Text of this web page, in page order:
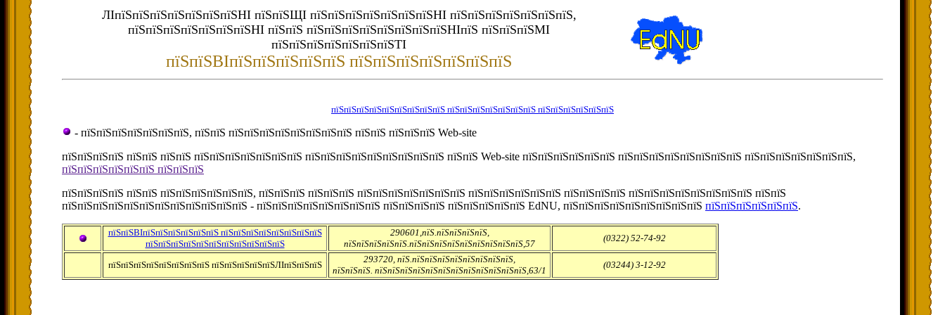
ЛІпїЅпїЅпїЅпїЅпїЅпїЅпїЅНІ пїЅпїЅЩІ пїЅпїЅпїЅпїЅпїЅпїЅпїЅНІ пїЅпїЅпїЅпїЅпїЅпїЅпїЅ,
пїЅпїЅпїЅпїЅпїЅпїЅпїЅНІ пїЅпїЅ пїЅпїЅпїЅпїЅпїЅпїЅпїЅпїЅНІпїЅ пїЅпїЅпїЅМІ
пїЅпїЅпїЅпїЅпїЅпїЅпїЅТІ
пїЅпїЅВІпїЅпїЅпїЅпїЅпїЅ пїЅпїЅпїЅпїЅпїЅпїЅпїЅ
пїЅпїЅпїЅпїЅпїЅпїЅпїЅпїЅпїЅ пїЅпїЅпїЅпїЅпїЅпїЅпїЅ пїЅпїЅпїЅпїЅпїЅпїЅ
- пїЅпїЅпїЅпїЅпїЅпїЅпїЅ, пїЅпїЅ пїЅпїЅпїЅпїЅпїЅпїЅпїЅпїЅ пїЅпїЅ пїЅпїЅпїЅ Web-site
пїЅпїЅпїЅпїЅ пїЅпїЅ пїЅпїЅ пїЅпїЅпїЅпїЅпїЅпїЅпїЅ пїЅпїЅпїЅпїЅпїЅпїЅпїЅпїЅпїЅ пїЅпїЅ Web-site пїЅпїЅпїЅпїЅпїЅпїЅ пїЅпїЅпїЅпїЅпїЅпїЅпїЅпїЅ пїЅпїЅпїЅпїЅпїЅпїЅпїЅ,
пїЅпїЅпїЅпїЅпїЅпїЅ пїЅпїЅпїЅ
пїЅпїЅпїЅпїЅ пїЅпїЅ пїЅпїЅпїЅпїЅпїЅпїЅ, пїЅпїЅпїЅ пїЅпїЅпїЅ пїЅпїЅпїЅпїЅпїЅпїЅпїЅ пїЅпїЅпїЅпїЅпїЅпїЅ пїЅпїЅпїЅпїЅ пїЅпїЅпїЅпїЅпїЅпїЅпїЅпїЅ пїЅпїЅ
пїЅпїЅпїЅпїЅпїЅпїЅпїЅпїЅпїЅпїЅпїЅпїЅ - пїЅпїЅпїЅпїЅпїЅпїЅпїЅпїЅ пїЅпїЅпїЅпїЅ пїЅпїЅпїЅпїЅпїЅ EdNU, пїЅпїЅпїЅпїЅпїЅпїЅпїЅпїЅпїЅ пїЅпїЅпїЅпїЅпїЅпїЅ.
пїЅпїЅВІпїЅпїЅпїЅпїЅпїЅпїЅ пїЅпїЅпїЅпїЅпїЅпїЅпїЅпїЅ
пїЅпїЅпїЅпїЅпїЅпїЅпїЅпїЅпїЅпїЅпїЅ
290601,пїЅ.пїЅпїЅпїЅпїЅ,
пїЅпїЅпїЅпїЅпїЅ.пїЅпїЅпїЅпїЅпїЅпїЅпїЅпїЅпїЅ,57
(0322) 52-74-92
пїЅпїЅпїЅпїЅпїЅпїЅпїЅпїЅ пїЅпїЅпїЅпїЅпїЅЛІпїЅпїЅпїЅ
293720, пїЅ.пїЅпїЅпїЅпїЅпїЅпїЅпїЅпїЅ,
пїЅпїЅпїЅ. пїЅпїЅпїЅпїЅпїЅпїЅпїЅпїЅпїЅпїЅпїЅпїЅ,63/1
(03244) 3-12-92